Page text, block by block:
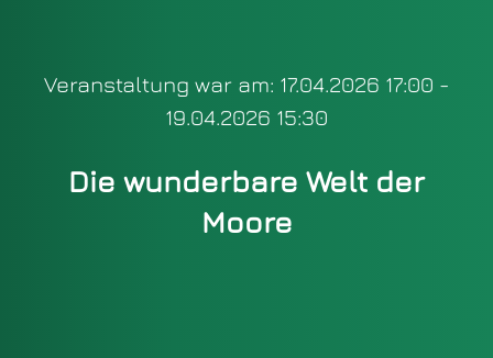
Veranstaltung war am: 17.04.2026 17:00 -
19.04.2026 15:30
Die wunderbare Welt der
Moore